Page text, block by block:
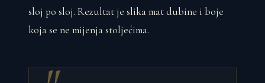
sloj po sloj. Rezultat je slika mat dubine i boje
koja se ne mijenja stoljećima.